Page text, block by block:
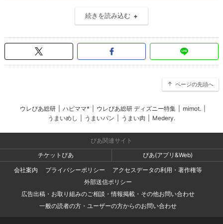
続きを読み込む
ページの先頭へ
ウレぴあ総研 ハピママ* ウレぴあ総研 ディズニー特集 mimot.
うまいめし
うまいパン うまい肉 Medery.
ぴあ関連サイト
チケットぴあ
ぴあ(アプリ&Web)
会社案内
プライバシーポリシー
アクセスデータの利用・著作権等
外部送信ポリシー
広告出稿・お取り組みのご相談・情報掲載・その他お問い合わせ
一般の読者の方・ユーザーの方からのお問い合わせ